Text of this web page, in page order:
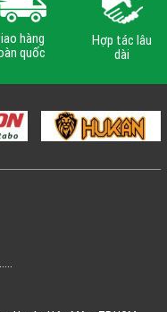
hàng
quốc
Hợp tác lâu
dài